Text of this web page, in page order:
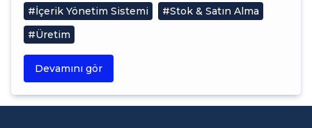
#İçerik Yönetim Sistemi
#Stok & Satın Alma
#Üretim
Devamını gör